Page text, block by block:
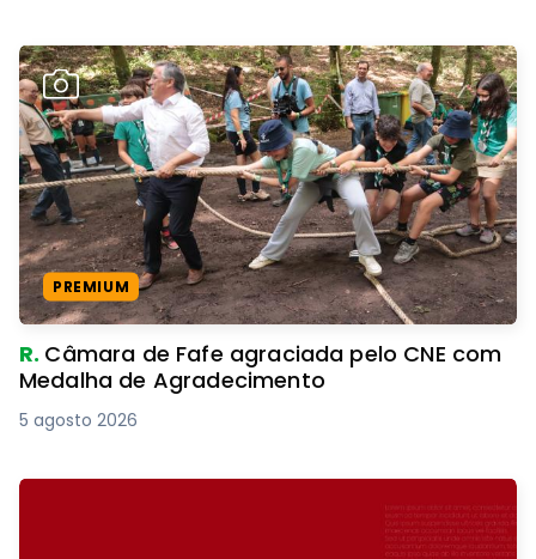
PREMIUM
R. Câmara de Fafe agraciada pelo CNE com
Medalha de Agradecimento
5 agosto 2026